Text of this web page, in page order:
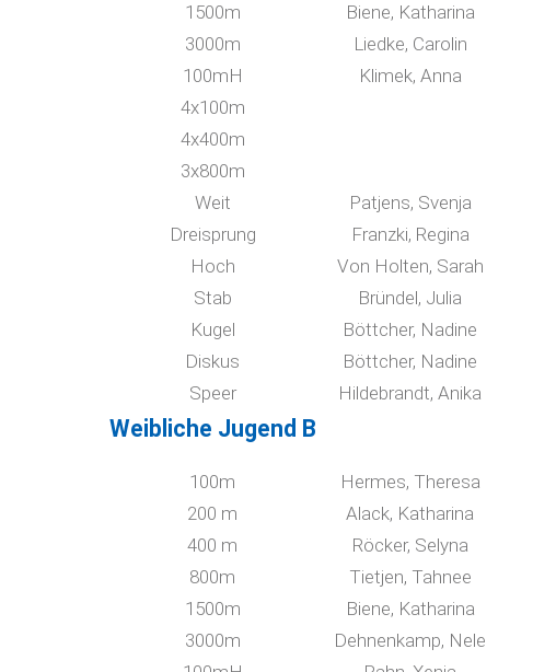
1500m
Biene, Katharina
3000m
Liedke, Carolin
100mH
Klimek, Anna
4x100m
4x400m
3x800m
Weit
Patjens, Svenja
Dreisprung
Franzki, Regina
Hoch
Von Holten, Sarah
Stab
Bründel, Julia
Kugel
Böttcher, Nadine
Diskus
Böttcher, Nadine
Speer
Hildebrandt, Anika
Weibliche Jugend B
100m Hermes, Theresa
200 m
Alack, Katharina
400 m
Röcker, Selyna
800m
Tietjen, Tahnee
1500m
Biene, Katharina
3000m
Dehnenkamp, Nele